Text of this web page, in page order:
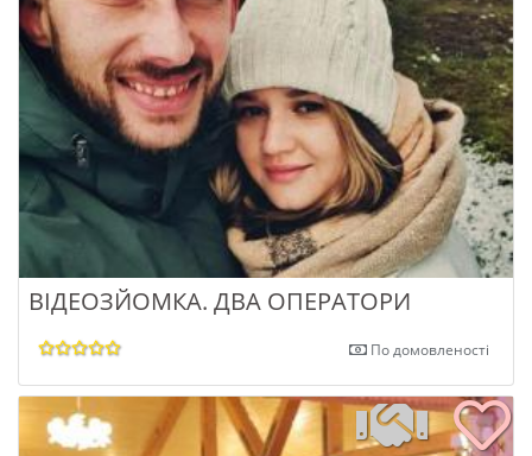
ВІДЕОЗЙОМКА. ДВА ОПЕРАТОРИ
По домовленості